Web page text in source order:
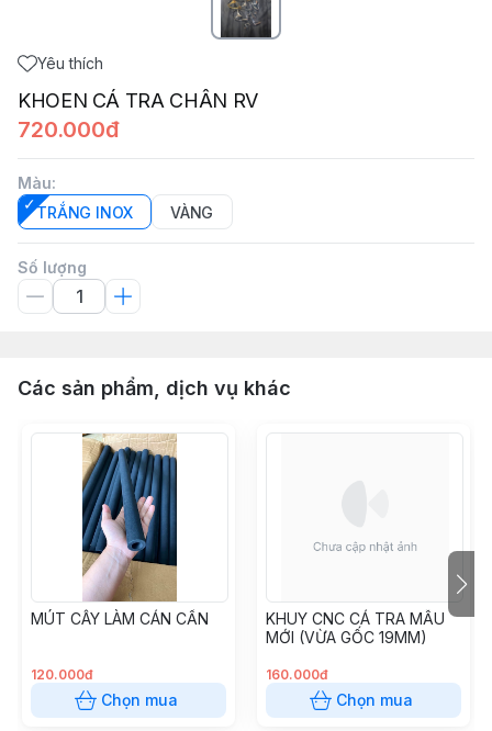
Yêu thích
KHOEN CÁ TRA CHÂN RV
720.000đ
Màu:
TRẮNG INOX
VÀNG
Số lượng
Các sản phẩm, dịch vụ khác
MÚT CÂY LÀM CÁN CẦN
120.000đ
Chọn mua
KHUY CNC CÁ TRA MẪU
MỚI (VỪA GỐC 19MM)
160.000đ
Chọn mua